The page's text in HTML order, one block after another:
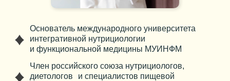
Член российского союза нутрициологов,
диетологов и специалистов пищевой
Основатель международного университета
интегративной нутрициологии
и функциональной медицины МУИНФМ